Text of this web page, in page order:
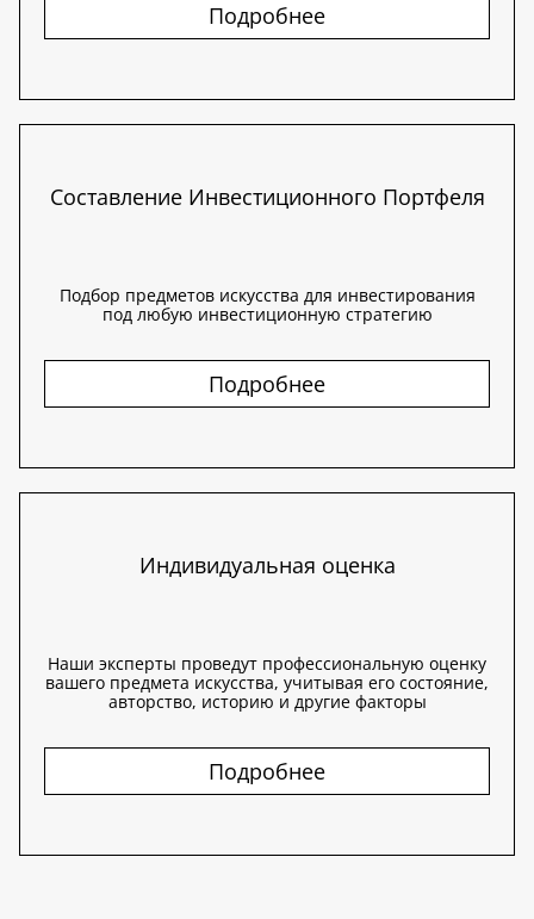
Подробнее
Составление Инвестиционного Портфеля
Подбор предметов искусства для инвестирования
под любую инвестиционную стратегию
Подробнее
Индивидуальная оценка
Наши эксперты проведут профессиональную оценку
вашего предмета искусства, учитывая его состояние,
авторство, историю и другие факторы
Подробнее